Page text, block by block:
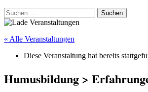
Suchen
nach:
« Alle Veranstaltungen
Diese Veranstaltung hat bereits
Humusbildung >